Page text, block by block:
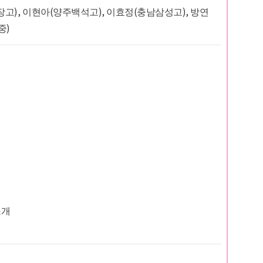
), 이현아(양주백석고), 이효정(충남삼성고), 방연
)